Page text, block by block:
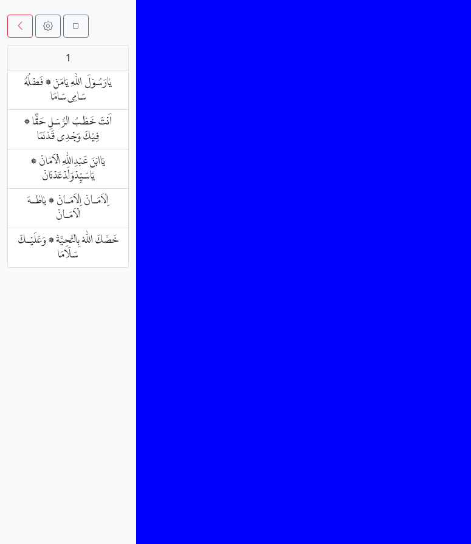
1
يٰارَسُوْلَ اللّٰهِ يَامَنْ ۞ فَضْلُهُ
سَامِى سَامَا
اَنْتَ خَطْبُ الرُّسْلِ حَقًّا ۞
فِيْكَ وَجْدِى قَدْنَمَا
يَاابْنَ عَبْدِاللّٰهِ الْاَمَانْ ۞
يَاسَيِّدْوَلَدْعَدْنَانْ
اِلْاَمَـانْ اِلْاَمَـانْ ۞ يٰاطٰـهَ
الْاَمَـانْ
خَصَّكَ اللّٰهْ بِالتَّحِيَّةْ ۞ وَعَلَيْـكَ
سَلَامَا